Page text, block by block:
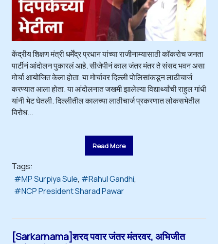
केंद्रीय शिक्षण मंत्री धर्मेंद्र प्रधान यांच्या राजीनाम्यासाठी कॉकरोच जनता
पार्टीनं आंदोलन पुकारलं आहे. सीजेपीनं काल जंतर मंतर ते संसद भवन असा
मोर्चा आयोजित केला होता. या मोर्चावर दिल्ली पोलिसांकडून लाठीचार्ज
करण्यात आला होता. या आंदोलनात जखमी झालेल्या विद्यार्थ्यांची राहुल गांधी
यांनी भेट घेतली. दिल्लीतील कालच्या लाठीचार्ज प्रकरणात लोकसभेतील
विरोध...
Read More
Tags:
MP Surpiya Sule
Rahul Gandhi
NCP President Sharad Pawar
[Sarkarnama]शरद पवार जंतर मंतरवर, अभिजीत